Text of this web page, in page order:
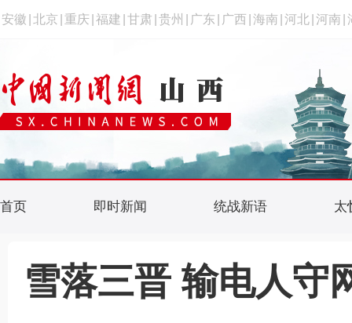
安徽 北京 重庆 福建 甘肃 贵州 广东 广西 海南 河北 河南
首页 即时新闻 统战新语 太
雪落三晋 输电人守